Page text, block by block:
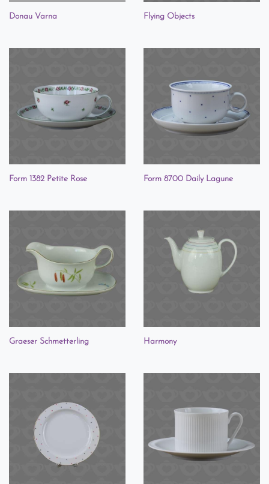
Donau Varna Flying Objects
Form 1382 Petite Rose Form 8700 Daily Lagune
Graeser Schmetterling Harmony